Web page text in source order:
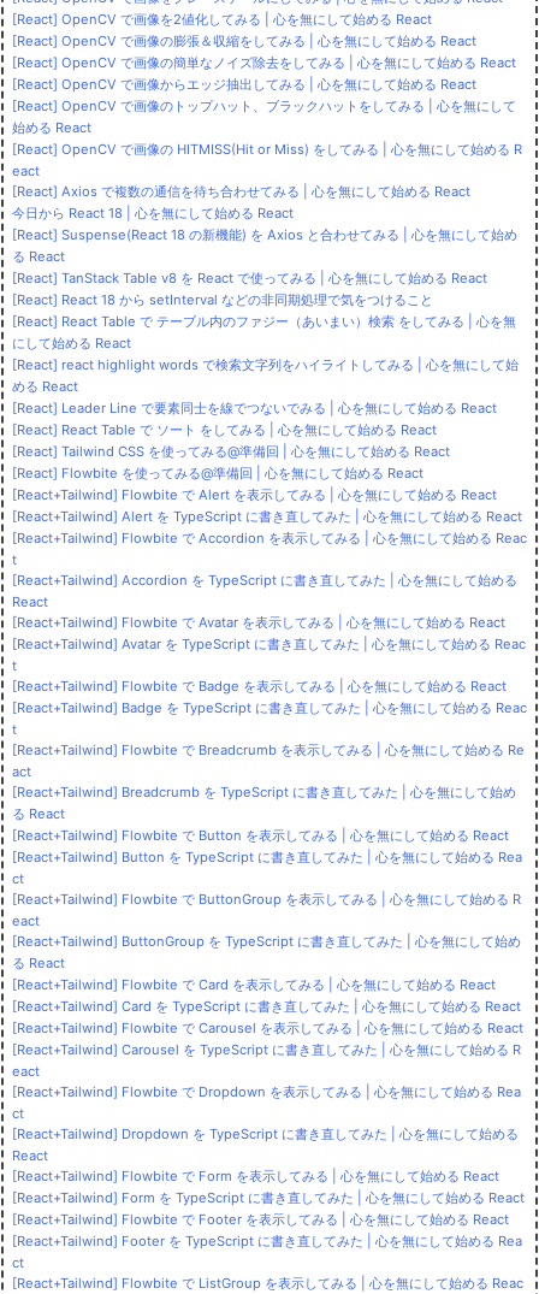
[React] OpenCV で画像を2値化してみる | 心を無にして始める React
[React] OpenCV で画像の膨張＆収縮をしてみる | 心を無にして始める React
[React] OpenCV で画像の簡単なノイズ除去をしてみる | 心を無にして始める React
[React] OpenCV で画像からエッジ抽出してみる | 心を無にして始める React
[React] OpenCV で画像のトップハット、ブラックハットをしてみる | 心を無にして
始める React
[React] OpenCV で画像の HITMISS(Hit or Miss) をしてみる | 心を無にして始める R
eact
[React] Axios で複数の通信を待ち合わせてみる | 心を無にして始める React
今日から React 18 | 心を無にして始める React
[React] Suspense(React 18 の新機能) を Axios と合わせてみる | 心を無にして始め
る React
[React] TanStack Table v8 を React で使ってみる | 心を無にして始める React
[React] React 18 から setInterval などの非同期処理で気をつけること
[React] React Table で テーブル内のファジー（あいまい）検索 をしてみる | 心を無
にして始める React
[React] react highlight words で検索文字列をハイライトしてみる | 心を無にして始
める React
[React] Leader Line で要素同士を線でつないでみる | 心を無にして始める React
[React] React Table で ソート をしてみる | 心を無にして始める React
[React] Tailwind CSS を使ってみる@準備回 | 心を無にして始める React
[React] Flowbite を使ってみる@準備回 | 心を無にして始める React
[React+Tailwind] Flowbite で Alert を表示してみる | 心を無にして始める React
[React+Tailwind] Alert を TypeScript に書き直してみた | 心を無にして始める React
[React+Tailwind] Flowbite で Accordion を表示してみる | 心を無にして始める Reac
t
[React+Tailwind] Accordion を TypeScript に書き直してみた | 心を無にして始める
React
[React+Tailwind] Flowbite で Avatar を表示してみる | 心を無にして始める React
[React+Tailwind] Avatar を TypeScript に書き直してみた | 心を無にして始める Reac
t
[React+Tailwind] Flowbite で Badge を表示してみる | 心を無にして始める React
[React+Tailwind] Badge を TypeScript に書き直してみた | 心を無にして始める Reac
t
[React+Tailwind] Flowbite で Breadcrumb を表示してみる | 心を無にして始める Re
act
[React+Tailwind] Breadcrumb を TypeScript に書き直してみた | 心を無にして始め
る React
[React+Tailwind] Flowbite で Button を表示してみる | 心を無にして始める React
[React+Tailwind] Button を TypeScript に書き直してみた | 心を無にして始める Rea
ct
[React+Tailwind] Flowbite で ButtonGroup を表示してみる | 心を無にして始める R
eact
[React+Tailwind] ButtonGroup を TypeScript に書き直してみた | 心を無にして始め
る React
[React+Tailwind] Flowbite で Card を表示してみる | 心を無にして始める React
[React+Tailwind] Card を TypeScript に書き直してみた | 心を無にして始める React
[React+Tailwind] Flowbite で Carousel を表示してみる | 心を無にして始める React
[React+Tailwind] Carousel を TypeScript に書き直してみた | 心を無にして始める R
eact
[React+Tailwind] Flowbite で Dropdown を表示してみる | 心を無にして始める Rea
ct
[React+Tailwind] Dropdown を TypeScript に書き直してみた | 心を無にして始める
React
[React+Tailwind] Flowbite で Form を表示してみる | 心を無にして始める React
[React+Tailwind] Form を TypeScript に書き直してみた | 心を無にして始める React
[React+Tailwind] Flowbite で Footer を表示してみる | 心を無にして始める React
[React+Tailwind] Footer を TypeScript に書き直してみた | 心を無にして始める Rea
ct
[React+Tailwind] Flowbite で ListGroup を表示してみる | 心を無にして始める Reac